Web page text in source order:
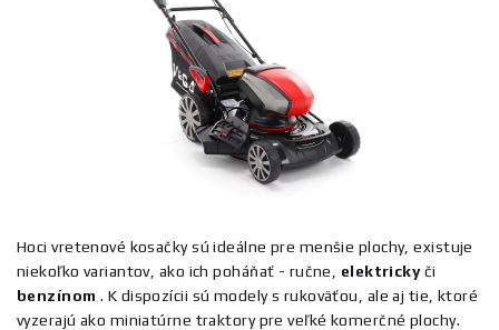
Hoci vretenové kosačky sú ideálne pre menšie plochy, existuje
niekoľko variantov, ako ich poháňať - ručne, elektrickyči
benzínom . K dispozícii sú modely s rukoväťou, ale aj tie, ktoré
vyzerajú ako miniatúrne traktory pre veľké komerčné plochy.